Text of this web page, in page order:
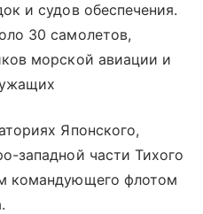
и судов обеспечения.
30 самолетов,
морской авиации и
Японского,
западной части Тихого
командующего флотом